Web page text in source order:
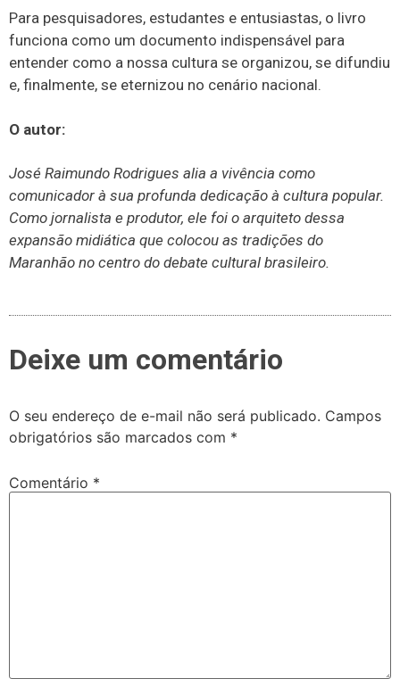
​Para pesquisadores, estudantes e entusiastas, o livro
funciona como um documento indispensável para
entender como a nossa cultura se organizou, se difundiu
e, finalmente, se eternizou no cenário nacional.
O autor:
José Raimundo Rodrigues alia a vivência como
comunicador à sua profunda dedicação à cultura popular.
Como jornalista e produtor, ele foi o arquiteto dessa
expansão midiática que colocou as tradições do
Maranhão no centro do debate cultural brasileiro.
Deixe um comentário
O seu endereço de e-mail não será publicado. Campos
obrigatórios são marcados com *
Comentário *